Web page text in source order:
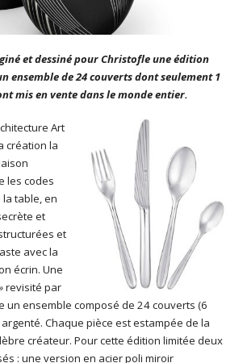
et dessiné pour Christofle une édition
ensemble de 24 couverts dont seulement 1
mis en vente dans le monde entier.
Art
création la
les codes
la table, en
et
et
avec la
écrin. Une
revisité par
un ensemble composé de 24 couverts (6
Chaque pièce est estampée de la
créateur. Pour cette édition limitée deux
: une version en acier poli miroir